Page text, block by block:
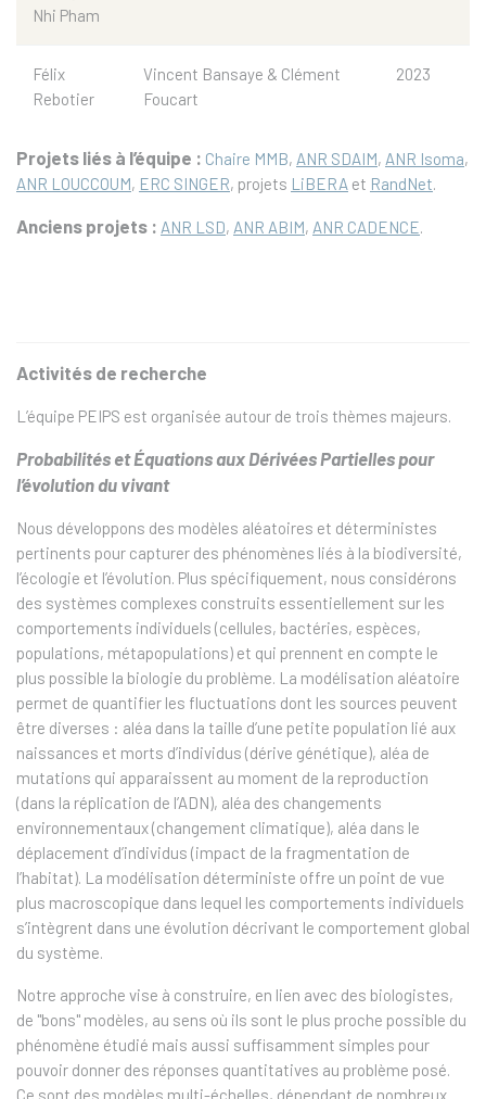
Nhi Pham
Félix
Rebotier
Vincent Bansaye & Clément
Foucart
2023
Projets liés à l’équipe : Chaire MMB, ANR SDAIM, ANR Isoma,
ANR LOUCCOUM, ERC SINGER, projets LiBERA et RandNet
Anciens projets : ANR LSD, ANR ABIM, ANR CADENCE
Activités de recherche
L’équipe PEIPS est organisée autour de trois thèmes majeurs.
Probabilités et Équations aux Dérivées Partielles pour
l’évolution du vivant
Nous développons des modèles aléatoires et déterministes
pertinents pour capturer des phénomènes liés à la biodiversité,
l’écologie et l’évolution. Plus spécifiquement, nous considérons
des systèmes complexes construits essentiellement sur les
comportements individuels (cellules, bactéries, espèces,
populations, métapopulations) et qui prennent en compte le
plus possible la biologie du problème. La modélisation aléatoire
permet de quantifier les fluctuations dont les sources peuvent
être diverses : aléa dans la taille d’une petite population lié aux
naissances et morts d’individus (dérive génétique), aléa de
mutations qui apparaissent au moment de la reproduction
(dans la réplication de l’ADN), aléa des changements
environnementaux (changement climatique), aléa dans le
déplacement d’individus (impact de la fragmentation de
l’habitat). La modélisation déterministe offre un point de vue
plus macroscopique dans lequel les comportements individuels
s’intègrent dans une évolution décrivant le comportement global
du système.
Notre approche vise à construire, en lien avec des biologistes,
de "bons" modèles, au sens où ils sont le plus proche possible du
phénomène étudié mais aussi suffisamment simples pour
pouvoir donner des réponses quantitatives au problème posé.
Ce sont des modèles multi-échelles, dépendant de nombreux